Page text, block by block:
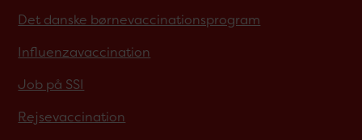
Det danske børnevaccinationsprogram
Influenzavaccination
Job på SSI
Rejsevaccination